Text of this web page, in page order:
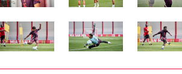
Zeige in voller Größe Training FC Bayern
Zeige in voller GrößeZeige in